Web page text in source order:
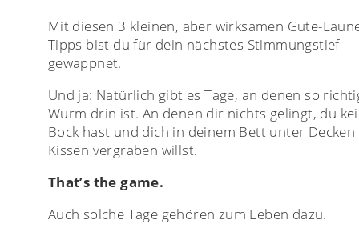
Mit diesen 3 kleinen, aber wirksamen Gute-
Tipps bist du für dein nächstes Stimmungstief
gewappnet.
Und ja: Natürlich gibt es Tage, an denen so
Wurm drin ist. An denen dir nichts gelingt, du
Bock hast und dich in deinem Bett unter
Kissen vergraben willst.
That’s the game.
Auch solche Tage gehören zum Leben dazu.